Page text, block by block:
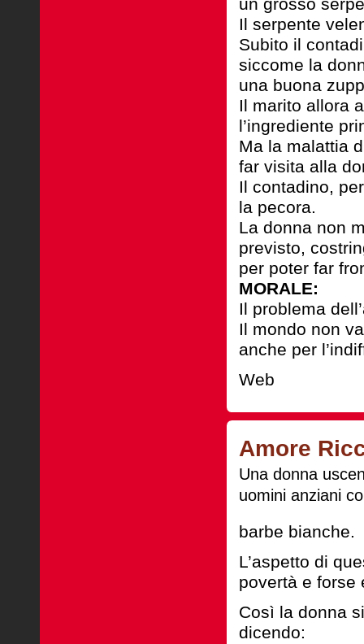
un grosso
Il serpente
Subito il
siccome la
una buona
Il marito allora
l’ingrediente
Ma la malattia
far visita alla
Il contadino,
la pecora.
La donna non
previsto,
per poter far
MORALE:
Il problema
Il mondo non
anche per
Web
Amore
Una donna
uomini anziani
barbe bianche.
L’aspetto di
povertà e forse
Così la donna
dicendo: